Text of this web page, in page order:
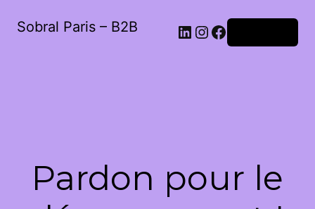
Sobral Paris – B2B LinkedIn
Instagram
Facebook
Pardon pour le